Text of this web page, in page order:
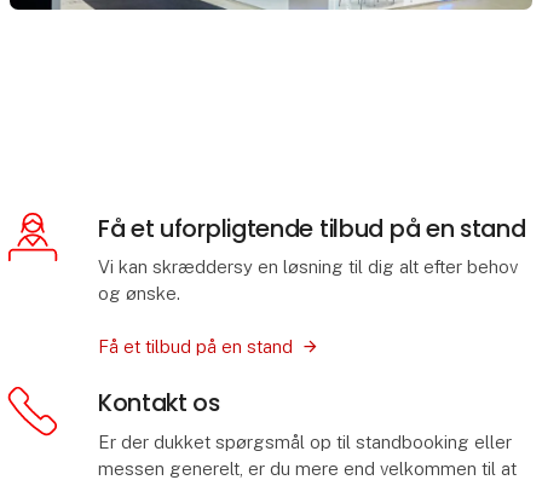
Få et uforpligtende tilbud på en stand
Vi kan skræddersy en løsning til dig alt efter behov
og ønske.
Få et tilbud på en stand
Kontakt os
Er der dukket spørgsmål op til standbooking eller
messen generelt, er du mere end velkommen til at